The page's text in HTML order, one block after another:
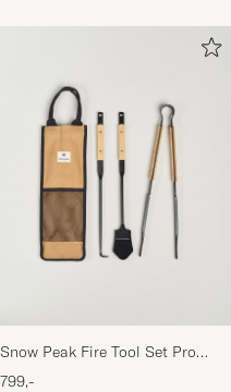
Snow Peak Fire Tool Set Pro
Steel/Bamboo
799,-